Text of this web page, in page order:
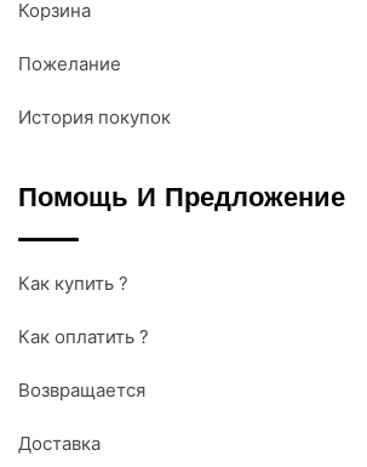
Корзина
Пожелание
История покупок
Помощь И Предложение
Как купить ?
Как оплатить ?
Возвращается
Доставка